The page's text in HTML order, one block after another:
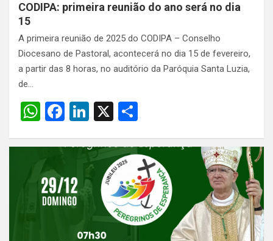
CODIPA: primeira reunião do ano será no dia
15
A primeira reunião de 2025 do CODIPA – Conselho
Diocesano de Pastoral, acontecerá no dia 15 de fevereiro,
a partir das 8 horas, no auditório da Paróquia Santa Luzia,
de…
W
at
s
A
p
F
ce
o
o
Li
ke
dI
n
X
ar
e